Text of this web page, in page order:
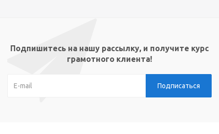
Подпишитесь на нашу рассылку, и получите курс
грамотного клиента!